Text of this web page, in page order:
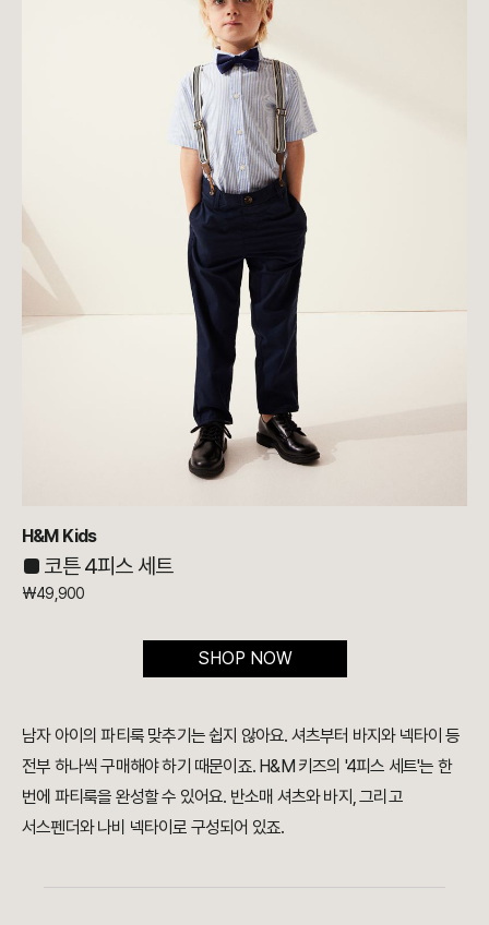
H&M Kids
■ 코튼 4피스 세트
₩49,900
SHOP NOW
남자 아이의 파티룩 맞추기는 쉽지 않아요. 셔츠부터 바지와 넥타이 등
전부 하나씩 구매해야 하기 때문이죠. H&M 키즈의 '4피스 세트'는 한
번에 파티룩을 완성할 수 있어요. 반소매 셔츠와 바지, 그리고
서스펜더와 나비 넥타이로 구성되어 있죠.